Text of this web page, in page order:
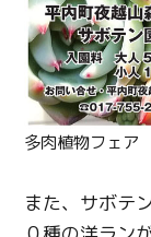
多肉植物フェア
また、サボテ